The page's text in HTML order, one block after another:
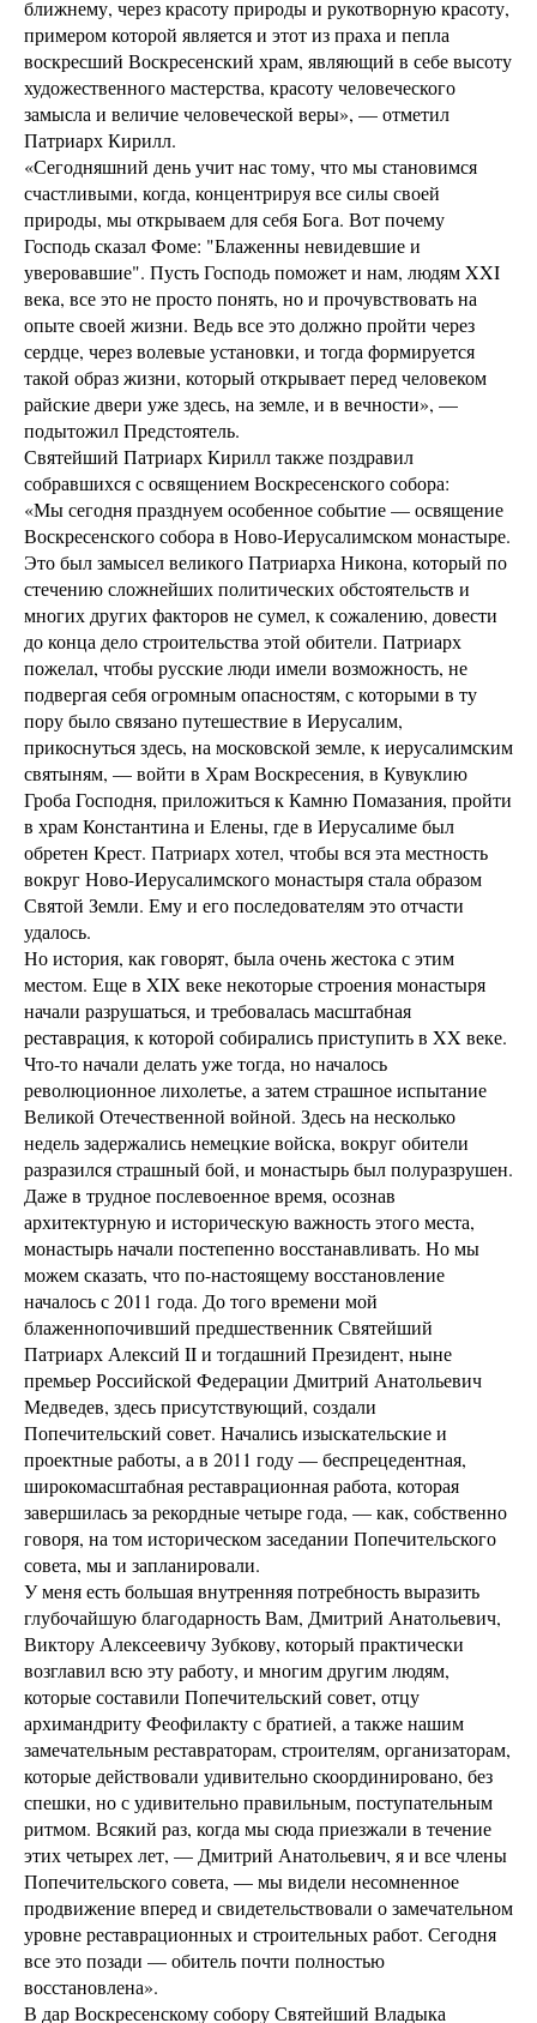
ближнему, через красоту природы и рукотворную красоту,
примером которой является и этот из праха и пепла
воскресший Воскресенский храм, являющий в себе высоту
художественного мастерства, красоту человеческого
замысла и величие человеческой веры», — отметил
Патриарх Кирилл.
«Сегодняшний день учит нас тому, что мы становимся
счастливыми, когда, концентрируя все силы своей
природы, мы открываем для себя Бога. Вот почему
Господь сказал Фоме: "Блаженны невидевшие и
уверовавшие". Пусть Господь поможет и нам, людям XXI
века, все это не просто понять, но и прочувствовать на
опыте своей жизни. Ведь все это должно пройти через
сердце, через волевые установки, и тогда формируется
такой образ жизни, который открывает перед человеком
райские двери уже здесь, на земле, и в вечности», —
подытожил Предстоятель.
Святейший Патриарх Кирилл также поздравил
собравшихся с освящением Воскресенского собора:
«Мы сегодня празднуем особенное событие — освящение
Воскресенского собора в Ново-Иерусалимском монастыре.
Это был замысел великого Патриарха Никона, который по
стечению сложнейших политических обстоятельств и
многих других факторов не сумел, к сожалению, довести
до конца дело строительства этой обители. Патриарх
пожелал, чтобы русские люди имели возможность, не
подвергая себя огромным опасностям, с которыми в ту
пору было связано путешествие в Иерусалим,
прикоснуться здесь, на московской земле, к иерусалимским
святыням, — войти в Храм Воскресения, в Кувуклию
Гроба Господня, приложиться к Камню Помазания, пройти
в храм Константина и Елены, где в Иерусалиме был
обретен Крест. Патриарх хотел, чтобы вся эта местность
вокруг Ново-Иерусалимского монастыря стала образом
Святой Земли. Ему и его последователям это отчасти
удалось.
Но история, как говорят, была очень жестока с этим
местом. Еще в XIX веке некоторые строения монастыря
начали разрушаться, и требовалась масштабная
реставрация, к которой собирались приступить в XX веке.
Что-то начали делать уже тогда, но началось
революционное лихолетье, а затем страшное испытание
Великой Отечественной войной. Здесь на несколько
недель задержались немецкие войска, вокруг обители
разразился страшный бой, и монастырь был полуразрушен.
Даже в трудное послевоенное время, осознав
архитектурную и историческую важность этого места,
монастырь начали постепенно восстанавливать. Но мы
можем сказать, что по-настоящему восстановление
началось с 2011 года. До того времени мой
блаженнопочивший предшественник Святейший
Патриарх Алексий II и тогдашний Президент, ныне
премьер Российской Федерации Дмитрий Анатольевич
Медведев, здесь присутствующий, создали
Попечительский совет. Начались изыскательские и
проектные работы, а в 2011 году — беспрецедентная,
широкомасштабная реставрационная работа, которая
завершилась за рекордные четыре года, — как, собственно
говоря, на том историческом заседании Попечительского
совета, мы и запланировали.
У меня есть большая внутренняя потребность выразить
глубочайшую благодарность Вам, Дмитрий Анатольевич,
Виктору Алексеевичу Зубкову, который практически
возглавил всю эту работу, и многим другим людям,
которые составили Попечительский совет, отцу
архимандриту Феофилакту с братией, а также нашим
замечательным реставраторам, строителям, организаторам,
которые действовали удивительно скоординировано, без
спешки, но с удивительно правильным, поступательным
ритмом. Всякий раз, когда мы сюда приезжали в течение
этих четырех лет, — Дмитрий Анатольевич, я и все члены
Попечительского совета, — мы видели несомненное
продвижение вперед и свидетельствовали о замечательном
уровне реставрационных и строительных работ. Сегодня
все это позади — обитель почти полностью
восстановлена».
В дар Воскресенскому собору Святейший Владыка